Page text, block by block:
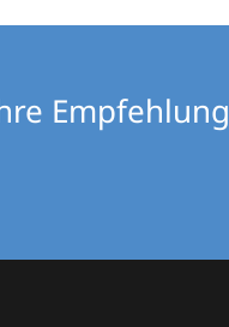
Empfehlung